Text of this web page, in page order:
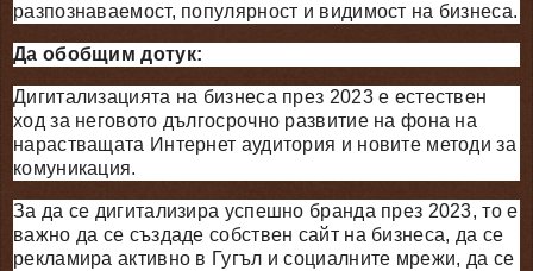
разпознаваемост, популярност и видимост на бизнеса.
Да обобщим дотук:
Дигитализацията на бизнеса през 2023 е естествен
ход за неговото дългосрочно развитие на фона на
нарастващата Интернет аудитория и новите методи за
комуникация.
За да се дигитализира успешно бранда през 2023, то е
важно да се създаде собствен сайт на бизнеса, да се
рекламира активно в Гугъл и социалните мрежи, да се